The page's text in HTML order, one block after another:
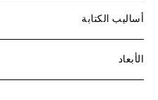
أساليب الكتابة
الأبعاد